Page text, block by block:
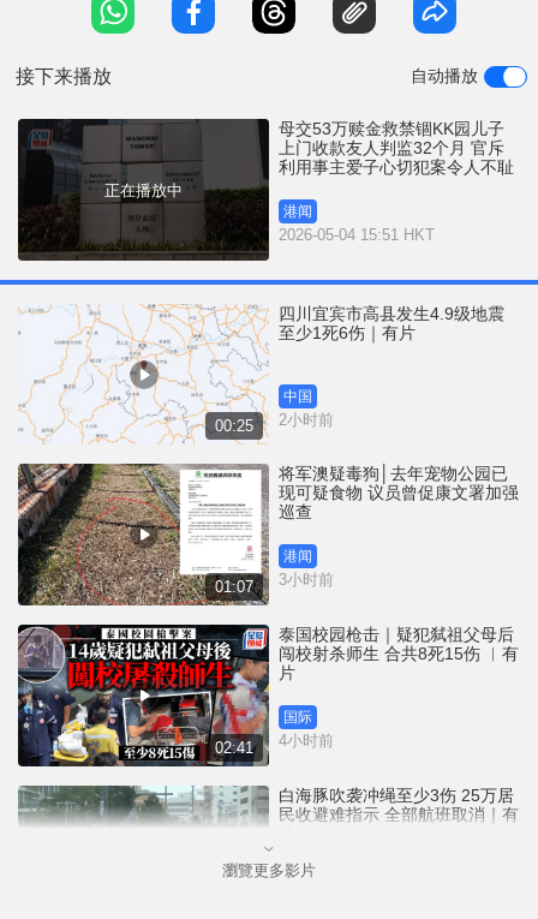
令人不耻，被告得知青年被禁锢在园区后，更骗取青
接下来播放 自动播放
正在播放中
母交53万赎金救禁锢KK园儿子
上门收款友人判监32个月 官斥
利用事主爱子心切犯案令人不耻
港闻
2026-05-04 15:51 HKT
00:25
四川宜宾市高县发生4.9级地震
至少1死6伤｜有片
中国
2小时前
01:07
将军澳疑毒狗│去年宠物公园已
现可疑食物 议员曾促康文署加强
巡查
港闻
3小时前
02:41
泰国校园枪击｜疑犯弑祖父母后
闯校射杀师生 合共8死15伤 ︱有
片
国际
4小时前
白海豚吹袭冲绳至少3伤 25万居
民收避难指示 全部航班取消｜有
国际
瀏覽更多影片